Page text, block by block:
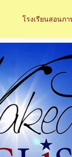
โรงเรียนสอนภา